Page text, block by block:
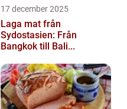
17 december 2025
Laga mat från
Sydostasien: Från
Bangkok till Bali...